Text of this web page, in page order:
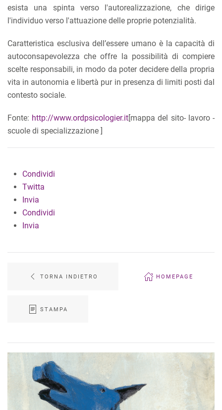
esista una spinta verso l'autorealizzazione, che dirige
l'individuo verso l'attuazione delle proprie potenzialità.
Caratteristica esclusiva dell’essere umano è la capacità di
autoconsapevolezza che offre la possibilità di compiere
scelte responsabili, in modo da poter decidere della propria
vita in autonomia e libertà pur in presenza di limiti posti dal
contesto sociale.
Fonte: http://www.ordpsicologier.it[mappa del sito- lavoro -
scuole di specializzazione ]
Condividi
Twitta
Invia
Condividi
Invia
TORNA INDIETRO HOMEPAGE
STAMPA